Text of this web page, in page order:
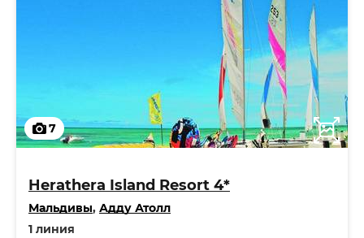
7
Herathera Island Resort 4*
Мальдивы, Адду Атолл
1 линия